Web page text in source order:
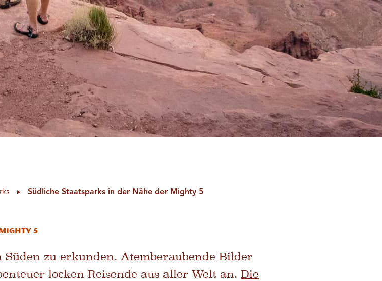
Südliche Staatsparks in der Nähe der Mighty 5
5
zu erkunden. Atemberaubende Bilder
locken Reisende aus aller Welt an. Die